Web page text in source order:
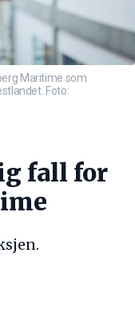
Maritime som
Foto:
fall for